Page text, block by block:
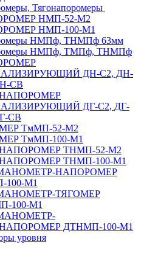
Тягонапоромеры
НМП-52-М2
НМП-100-М1
НМПф, ТНМПф 63мм
НМПф, ТМПф, ТНМПф
ДН-С2, ДН-
СВ
ДГ-С2, ДГ-
СВ
ТмМП-52-М2
ТмМП-100-М1
ТНМП-52-М2
ТНМП-100-М1
НАПОРОМЕР
100-М1
ТЯГОМЕР
100-М1
ДТНМП-100-М1
уровня